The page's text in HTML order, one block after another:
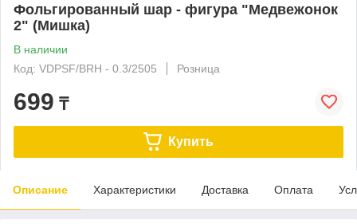
Фольгированный шар - фигура "Медвежонок
2" (Мишка)
В наличии
Код: VDPSF/BRH - 0.3/2505
Розница
699 ₸
Купить
Описание Характеристики Доставка Оплата